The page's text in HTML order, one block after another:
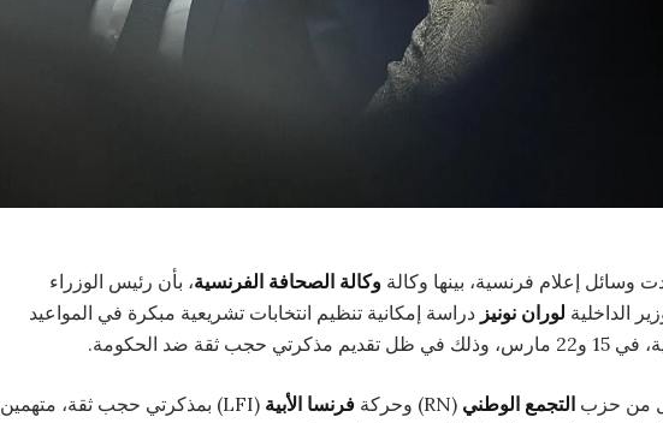
وسائل إعلام فرنسية، بينها وكالة وكالة الصحافة الفرنسية، بأن رئيس الوزراء
الداخلية لوران نونيز دراسة إمكانية تنظيم انتخابات تشريعية مبكرة في المواعيد
ضد الحكومة.
من حزب التجمع الوطني (RN) وحركة فرنسا الأبية
(LFI) بمذكرتي حجب ثقة، متهمين